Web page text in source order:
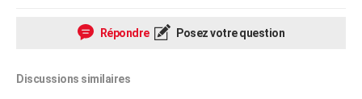
Répondre Posez votre question
Discussions similaires